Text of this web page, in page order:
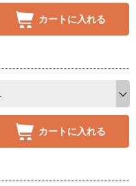
カートに入れる
カートに入れる